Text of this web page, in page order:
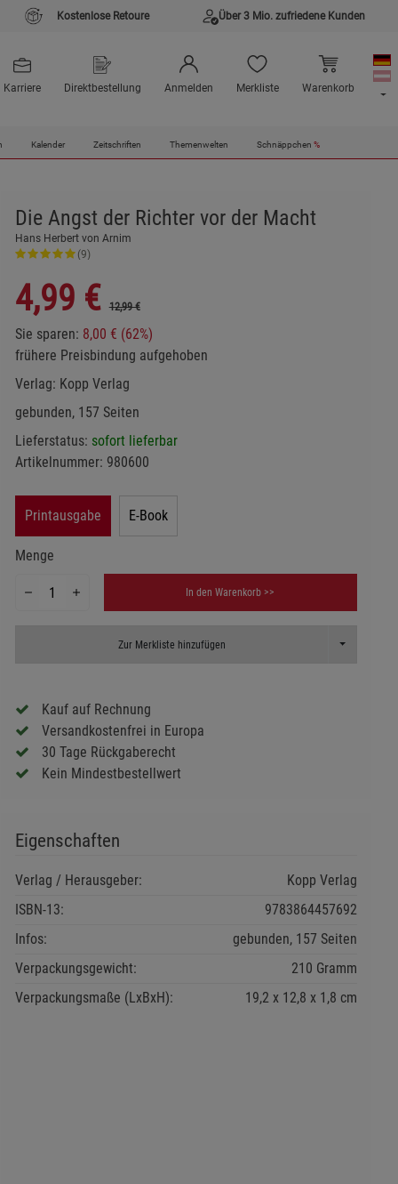
Kostenlose Retoure Über 3 Mio. zufriedene Kunden
Karriere Direktbestellung Anmelden Merkliste Warenkorb
Kalender Zeitschriften Themenwelten Schnäppchen %
Die Angst der Richter vor der Macht
Hans Herbert von Arnim
(9)
4,99 € 12,99 €
Sie sparen: 8,00 € (62%)
frühere Preisbindung aufgehoben
Verlag: Kopp Verlag
gebunden, 157 Seiten
Lieferstatus: sofort lieferbar
Artikelnummer: 980600
Printausgabe E-Book
Menge
In den Warenkorb >>
Zur Merkliste hinzufügen Toggle
Kauf auf Rechnung
Versandkostenfrei in Europa
30 Tage Rückgaberecht
Kein Mindestbestellwert
Eigenschaften
Verlag / Herausgeber:
Kopp Verlag
ISBN-13:
9783864457692
Infos:
gebunden, 157 Seiten
Verpackungsgewicht:
210 Gramm
Verpackungsmaße (LxBxH):
19,2 12,8 1,8 cm